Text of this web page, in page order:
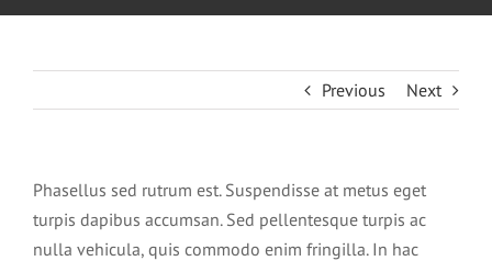
Previous Next
Phasellus sed rutrum est. Suspendisse at metus eget
turpis dapibus accumsan. Sed pellentesque turpis ac
nulla vehicula, quis commodo enim fringilla. In hac